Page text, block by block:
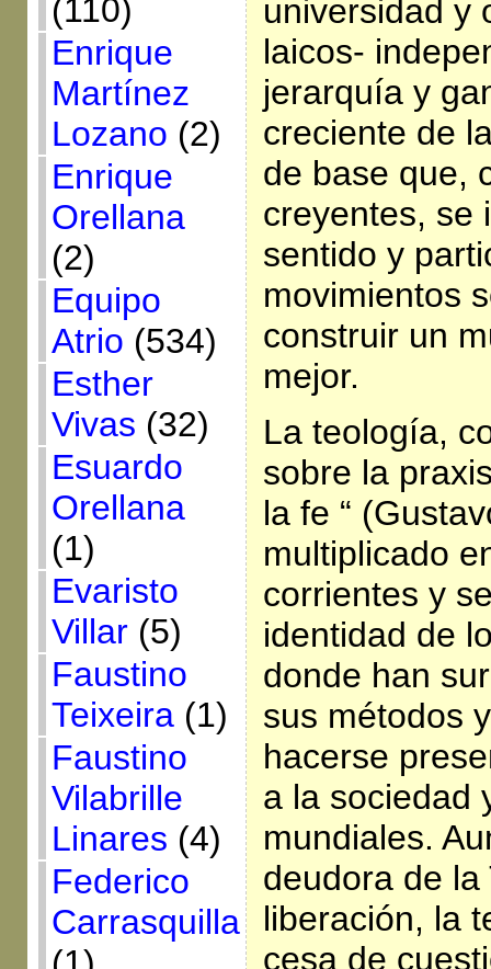
(110)
Enrique
Martínez
Lozano (2)
Enrique
Orellana
(2)
Equipo
Atrio (534)
Esther
Vivas (32)
Esuardo
Orellana
(1)
Evaristo
Villar(5)
Faustino
Teixeira(1)
Faustino
Vilabrille
Linares (4)
Federico
Carrasquilla
universidad y
laicos-
jerarquía y
creciente de
de base que,
creyentes, se
sentido y
movimientos
construir un
mejor.
La teología,
sobre la
la fe “
multiplicado
corrientes y
identidad de
donde han
sus métodos
hacerse
a la sociedad
mundiales.
deudora de
liberación, la
cesa de